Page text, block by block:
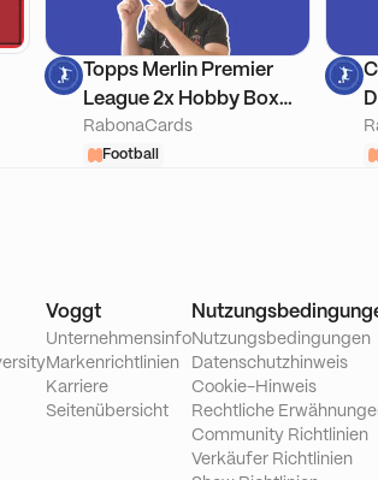
Topps Merlin Premier
League 2x Hobby Box
Break
RabonaCards
Football
Voggt
Unternehmensinfo
Markenrichtlinien
Karriere
Seitenübersicht
Nutzungsbedingungen
Datenschutzhinweis
Cookie-Hinweis
Rechtliche
Community Richtlinien
Verkäufer Richtlinien